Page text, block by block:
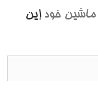
ماشين خوداين